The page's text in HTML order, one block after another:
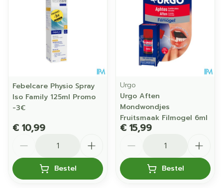
Febelcare Physio Spray
Iso Family 125ml Promo
-3€
€ 10,99
Bestel
Urgo
Urgo Aften
Mondwondjes
Fruitsmaak Filmogel 6ml
€ 15,99
Bestel